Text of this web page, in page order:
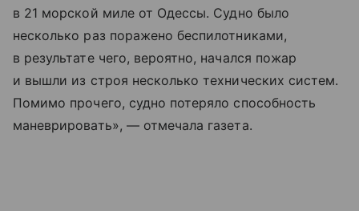
в 21 морской миле от Одессы. Судно было
несколько раз поражено беспилотниками,
в результате чего, вероятно, начался пожар
и вышли из строя несколько технических систем.
Помимо прочего, судно потеряло способность
маневрировать», — отмечала газета.